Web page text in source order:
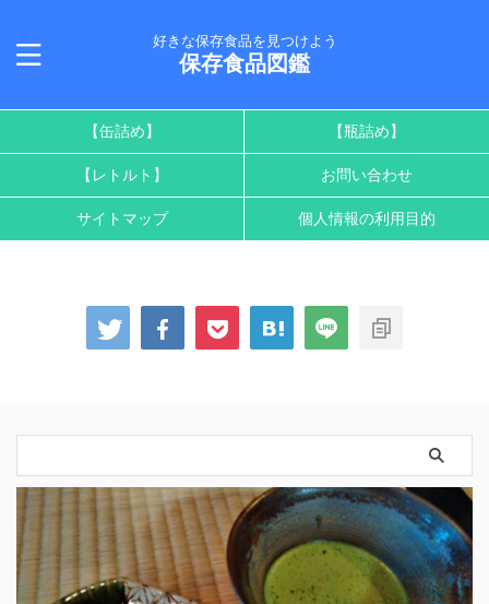
好きな保存食品を見つけよう
保存食品図鑑
【缶詰め】 【瓶詰め】
【レトルト】 お問い合わせ
サイトマップ 個人情報の利用目的